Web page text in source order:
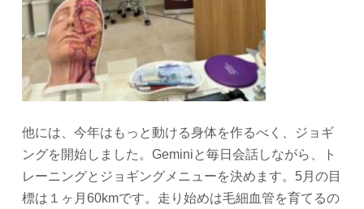
他には、今年はもっと動ける身体を作るべく、ジョギ
ングを開始しました。Geminiと毎日会話しながら、ト
レーニングとジョギングメニューを決めます。5月の目
標は１ヶ月60kmです。走り始めは毛細血管を育てるの